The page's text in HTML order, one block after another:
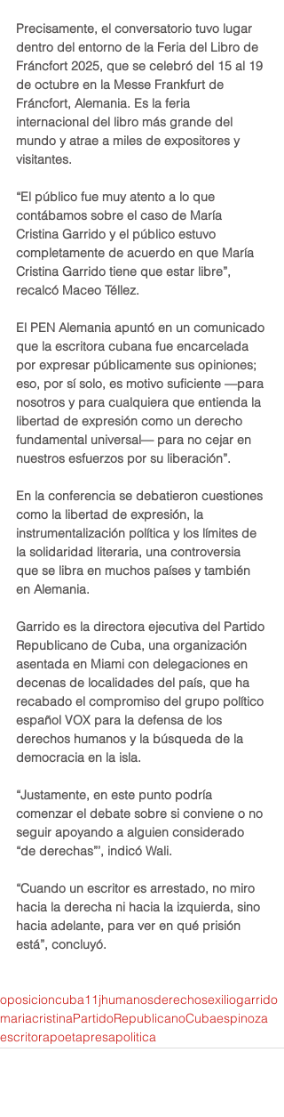
Precisamente, el conversatorio tuvo lugar
dentro del entorno de la Feria del Libro de
Fráncfort 2025, que se celebró del 15 al 19
de octubre en la Messe Frankfurt de
Fráncfort, Alemania. Es la feria
internacional del libro más grande del
mundo y atrae a miles de expositores y
visitantes.
“El público fue muy atento a lo que
contábamos sobre el caso de María
Cristina Garrido y el público estuvo
completamente de acuerdo en que María
Cristina Garrido tiene que estar libre”,
recalcó Maceo Téllez.
El PEN Alemania apuntó en un comunicado
que la escritora cubana fue encarcelada
por expresar públicamente sus opiniones;
eso, por sí solo, es motivo suficiente —para
nosotros y para cualquiera que entienda la
libertad de expresión como un derecho
fundamental universal— para no cejar en
nuestros esfuerzos por su liberación”.
En la conferencia se debatieron cuestiones
como la libertad de expresión, la
instrumentalización política y los límites de
la solidaridad literaria, una controversia
que se libra en muchos países y también
en Alemania.
Garrido es la directora ejecutiva del Partido
Republicano de Cuba, una organización
asentada en Miami con delegaciones en
decenas de localidades del país, que ha
recabado el compromiso del grupo político
español VOX para la defensa de los
derechos humanos y la búsqueda de la
democracia en la isla.
“Justamente, en este punto podría
comenzar el debate sobre si conviene o no
seguir apoyando a alguien considerado
“de derechas”’, indicó Wali.
“Cuando un escritor es arrestado, no miro
hacia la derecha ni hacia la izquierda, sino
hacia adelante, para ver en qué prisión
está”, concluyó.
oposicioncuba11jhumanosderechosexiliogarrido
mariacristinaPartidoRepublicanoCubaespinoza
escritorapoetapresapolitica